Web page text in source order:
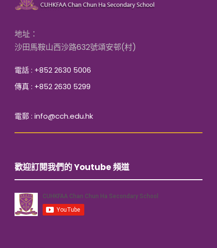
地址：
沙田馬鞍山西沙路632號頌安邨(村)
電話 : +852 2630 5006
傳真 : +852 2630 5299
電郵 : info@cch.edu.hk
歡迎訂閱我們的 Youtube 頻道